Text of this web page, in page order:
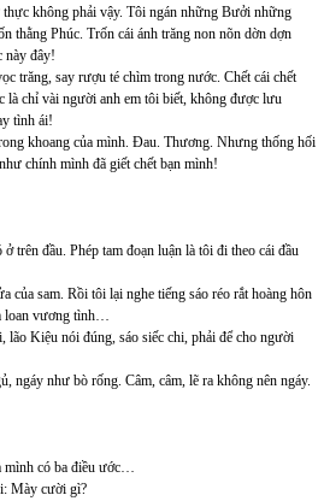
không phải vậy. Tôi ngán những Bưởi những
thằng Phúc. Trốn cái ánh trăng non nõn dờn dợn
này đây!
trăng, say rượu té chìm trong nước. Chết cái chết
là chỉ vài người anh em tôi biết, không được lưu
tình ái!
khoang của mình. Đau. Thương. Nhưng thống hối
chính mình đã giết chết bạn mình!
trên đầu. Phép tam đoạn luận là tôi đi theo cái đầu
của sam. Rồi tôi lại nghe tiếng sáo réo rắt hoàng hôn
loan vương tình…
Kiệu nói đúng, sáo siếc chi, phải để cho người
ngáy như bò rống. Câm, câm, lẽ ra không nên ngáy.
mình có ba điều ước…
Mày cười gì?